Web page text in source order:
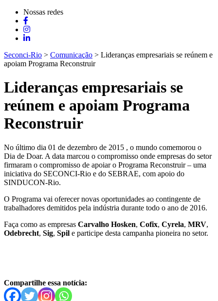
Nossas redes
Seconci-Rio > Comunicação > Lideranças empresariais se reúnem e
apoiam Programa Reconstruir
Lideranças empresariais se
reúnem e apoiam Programa
Reconstruir
No último dia 01 de dezembro de 2015 , o mundo comemorou o
Dia de Doar. A data marcou o compromisso onde empresas do setor
firmaram o compromisso de apoiar o Programa Reconstruir – uma
iniciativa do SECONCI-Rio e do SEBRAE, com apoio do
SINDUCON-Rio.
O Programa vai oferecer novas oportunidades ao contingente de
trabalhadores demitidos pela indústria durante todo o ano de 2016.
Faça como as empresas Carvalho Hosken, Cofix, Cyrela, MRV,
Odebrecht, Sig, Spil e participe desta campanha pioneira no setor.
Compartilhe essa notícia: